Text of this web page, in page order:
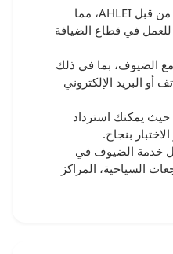
شهادة معترف بها عالميًا من قبل AHLEI، مما
في قطاع الضيافة
الضيوف، بما في ذلك
أو البريد الإلكتروني
يمكنك استرداد
بنجاح.
خدمة الضيوف في
السياحية، المراكز